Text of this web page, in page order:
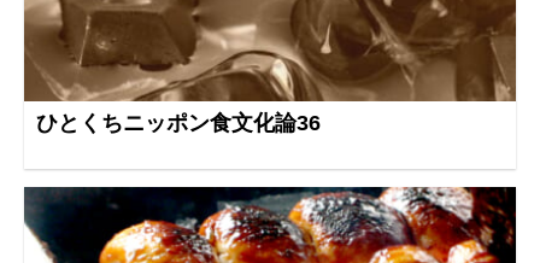
ひとくちニッポン食文化論36